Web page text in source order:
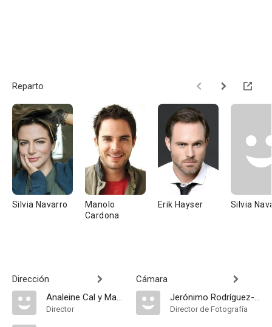
Reparto
Silvia Navarro
Manolo
Cardona
Erik Hayser Silvia
Dirección
Analeine Cal y Mayor
Director
Cámara
Jerónimo Rodríguez-García
Director de Fotografía